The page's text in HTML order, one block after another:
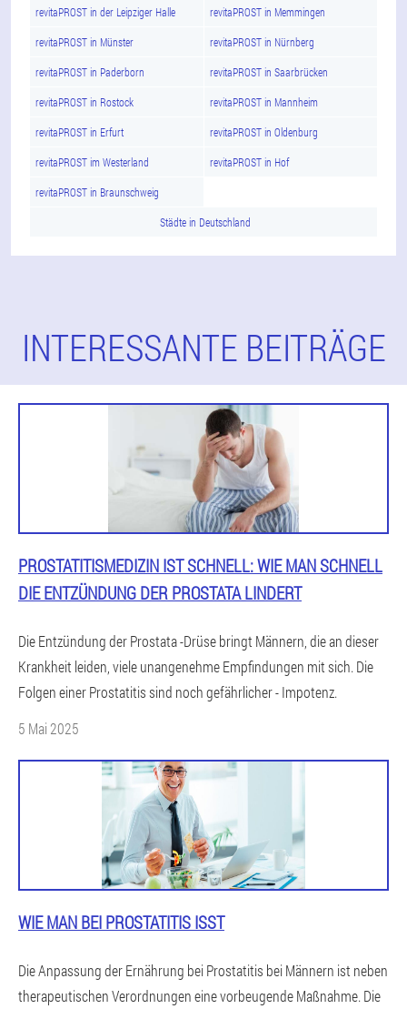
revitaPROST in der Leipziger Halle revitaPROST in Memmingen
revitaPROST in Münster revitaPROST in Nürnberg
revitaPROST in Paderborn revitaPROST in Saarbrücken
revitaPROST in Rostock revitaPROST in Mannheim
revitaPROST in Erfurt revitaPROST in Oldenburg
revitaPROST im Westerland revitaPROST in Hof
revitaPROST in Braunschweig
Städte in Deutschland
INTERESSANTE BEITRÄGE
PROSTATITISMEDIZIN IST SCHNELL: WIE MAN SCHNELL
DIE ENTZÜNDUNG DER PROSTATA LINDERT
Die Entzündung der Prostata -Drüse bringt Männern, die an dieser
Krankheit leiden, viele unangenehme Empfindungen mit sich. Die
Folgen einer Prostatitis sind noch gefährlicher - Impotenz.
5 Mai 2025
WIE MAN BEI PROSTATITIS ISST
Die Anpassung der Ernährung bei Prostatitis bei Männern ist neben
therapeutischen Verordnungen eine vorbeugende Maßnahme. Die